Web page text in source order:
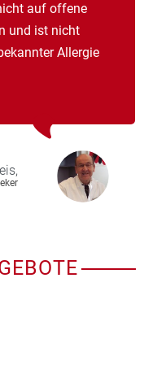
auf offene
und ist nicht
Allergie